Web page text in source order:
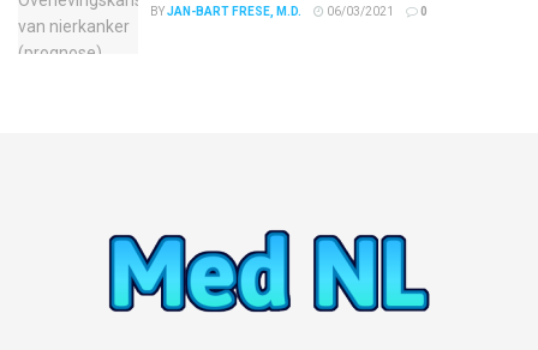
BYJAN-BART FRESE, M.D. 06/03/2021 0